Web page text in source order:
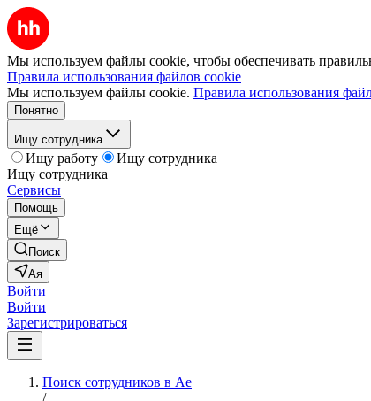
Мы используем файлы cookie, чтобы обеспечивать
Правила использования файлов cookie
Мы используем файлы cookie. Правила использования
Понятно
Ищу сотрудника
Ищу работу
Ищу сотрудника
Ищу сотрудника
Сервисы
Помощь
Ещё
Поиск
Ая
Войти
Войти
Зарегистрироваться
Поиск сотрудников в Ае
/